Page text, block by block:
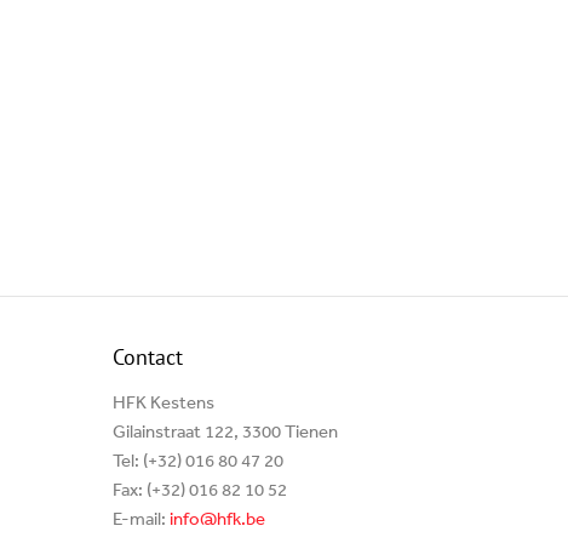
Contact
HFK Kestens
Gilainstraat 122, 3300 Tienen
Tel: (+32) 016 80 47 20
Fax: (+32) 016 82 10 52
E-mail: info@hfk.be